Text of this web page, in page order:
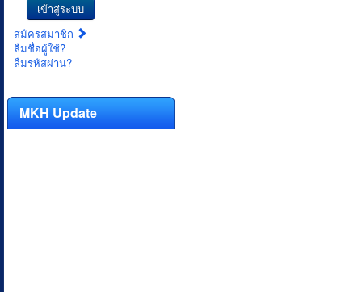
เข้าสู่ระบบ
สมัครสมาชิก
ลืมชื่อผู้ใช้?
ลืมรหัสผ่าน?
MKH Update